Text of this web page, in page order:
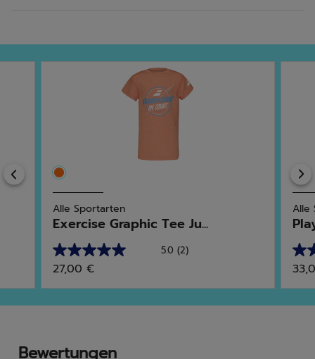
Previous
Alle Sportarten
Exercise Graphic Tee Ju...
5.0 (2)
5.0
von
5
Sternen.
Bewertungen
27,00 €
Alle
5.0
von
5